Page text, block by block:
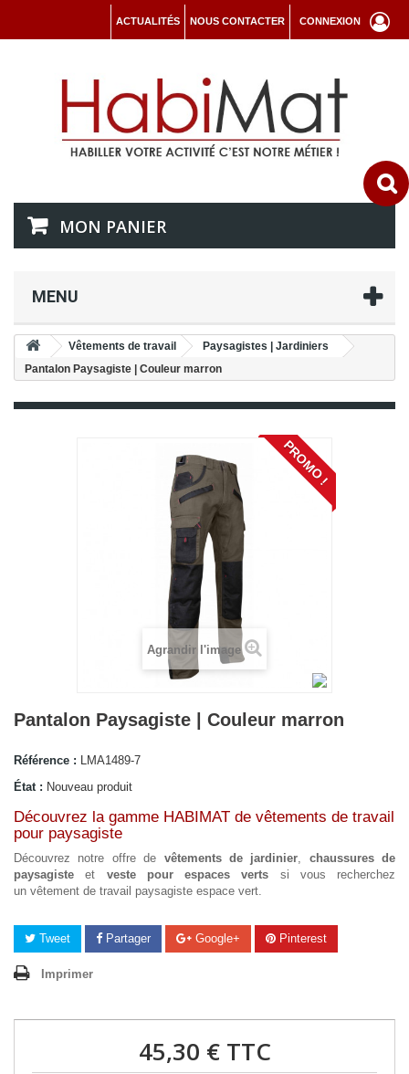
CONNEXION
NOUS CONTACTER
ACTUALITÉS
MON PANIER
MENU
Vêtements de travail
Paysagistes | Jardiniers
Pantalon Paysagiste | Couleur marron
PROMO !
Agrandir l'image
Pantalon Paysagiste | Couleur marron
Référence : LMA1489-7
État : Nouveau produit
Découvrez la gamme HABIMAT de vêtements de travail
pour paysagiste
Découvrez notre offre de vêtements de jardinier, chaussures de
paysagiste et veste pour espaces verts si vous recherchez
un vêtement de travail paysagiste espace vert.
Tweet Partager Google+ Pinterest
Imprimer
45,30 €TTC